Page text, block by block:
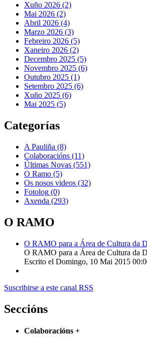
Xuño 2026 (2)
Mai 2026 (2)
Abril 2026 (4)
Marzo 2026 (3)
Febreiro 2026 (5)
Xaneiro 2026 (2)
Decembro 2025 (5)
Novembro 2025 (6)
Outubro 2025 (1)
Setembro 2025 (6)
Xuño 2025 (6)
Mai 2025 (5)
Categorías
A Pauliña (8)
Colaboracións (11)
Últimas Novas (551)
O Ramo (5)
Os nosos videos (32)
Fotolog (0)
Axenda (293)
O RAMO
O RAMO para a Área de Cultura da
O RAMO para a Área de Cultura da
Escrito el Domingo, 10 Mai 2015
Suscribirse a este canal RSS
Seccións
Colaboracións +